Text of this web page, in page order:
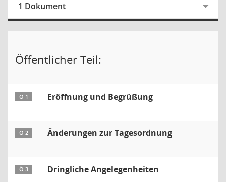
1 Dokument
Öffentlicher Teil:
Ö 1 Eröffnung und Begrüßung
Ö 2 Änderungen zur Tagesordnung
Ö 3 Dringliche Angelegenheiten